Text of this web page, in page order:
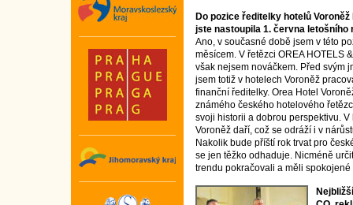
Do pozice ředitelky hotelů Voroněž
jste nastoupila 1. června letošního
Ano, v současné době jsem v této
měsícem. V řetězci OREA HOTELS
však nejsem nováčkem. Před svým
jsem totiž v hotelech Voroněž
finanční ředitelky. Orea Hotel
známého českého hotelového
svoji historii a dobrou perspektivu.
Voroněž daří, což se odráží i v
Nakolik bude příští rok trvat pro
se jen těžko odhaduje. Nicméně
trendu pokračovali a měli spokojené